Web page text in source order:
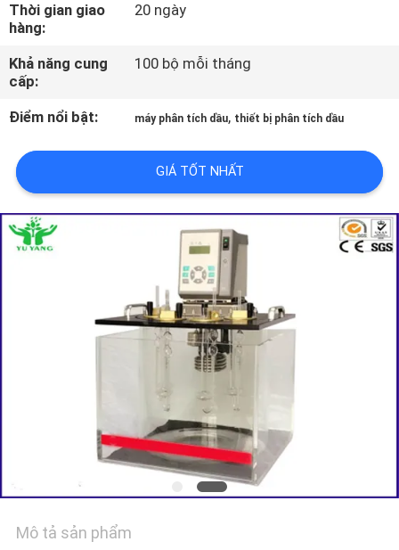
THAM
QUAN
NHÀ
LIÊN
HỆ
CHÚNG
BÁO
GIÁ
Thời gian giao
hàng:
20 ngày
Khả năng cung
cấp:
100 bộ mỗi tháng
Điểm nổi bật: máy phân tích dầu, thiết bị phân tích dầu
GIÁ TỐT NHẤT
Mô tả sản phẩm